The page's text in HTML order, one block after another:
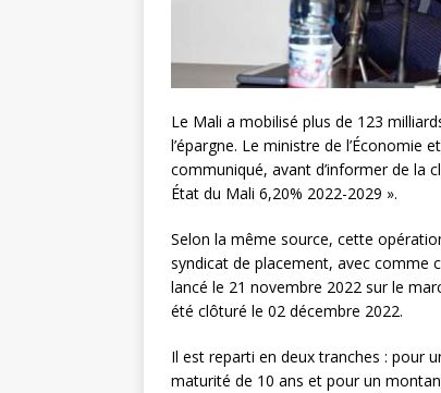
Le Mali a mobilisé plus de 123
l’épargne. Le ministre de l’Économie
communiqué, avant d’informer de la
État du Mali 6,20% 2022-2029 ».
Selon la même source, cette
syndicat de placement, avec comme
lancé le 21 novembre 2022 sur le
été clôturé le 02 décembre 2022.
Il est reparti en deux tranches : pour
maturité de 10 ans et pour un